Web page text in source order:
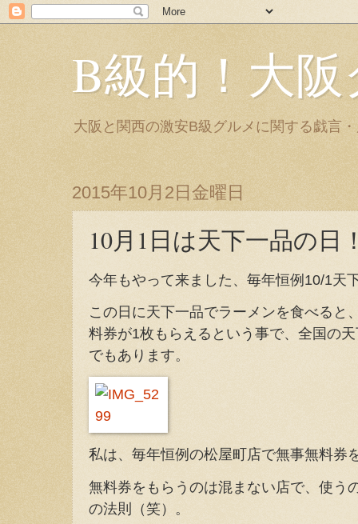
B級的！大
大阪と関西の激安B級グルメに関する戯言
2015年10月2日金曜日
10月1日は天下一品の日
今年もやって来ました、毎年恒例10/1天
この日に天下一品でラーメンを食べると
料券が1枚もらえるという事で、全国の
でもあります。
私は、毎年恒例の松屋町店で無事無料券
無料券をもらうのは混まない店で、使う
の法則（笑）。